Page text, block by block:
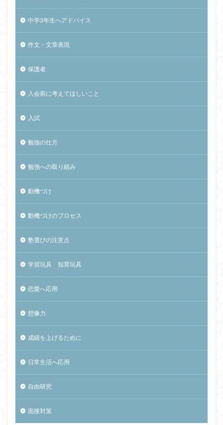
中学3年生へアドバイス
作文・文章表現
保護者
入会前に考えてほしいこと
入試
勉強の仕方
勉強への取り組み
動機づけ
動機づけのプロセス
塾選びの注意点
学習玩具 知育玩具
恋愛へ応用
想像力
成績を上げるために
日常生活へ応用
自由研究
面接対策